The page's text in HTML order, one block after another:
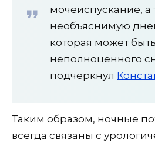
мочеиспускание, а
необъяснимую
которая может
неполноценного
подчеркнул
Таким образом, ночные
всегда связаны с